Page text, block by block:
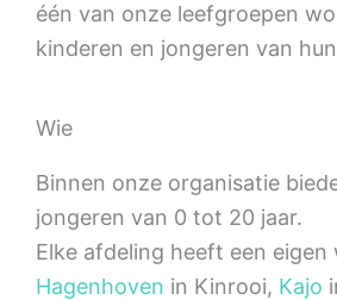
één van onze leefgroepen
kinderen en jongeren van
Wie
Binnen onze organisatie
jongeren van 0 tot 20 jaar.
Elke afdeling heeft een
Hagenhoven in Kinrooi, Kajo